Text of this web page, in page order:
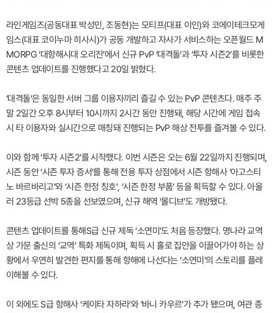
라인게임즈(공동대표 박성민, 조동현)는 모티프(대표 이인)와 코에이테크모게
임스(대표 코이누마 히사시)가 공동 개발하고 자사가 서비스하는 오픈월드 M
MORPG ‘대항해시대 오리진’에서 신규 PvP ‘대격돌’과 ‘투자 시즌2’를 비롯한
콘텐츠 업데이트를 진행했다고 20일 밝혔다.
‘대격돌’은 동일한 서버 그룹 이용자끼리 즐길 수 있는 PvP 콘텐츠다. 매주 주
말 2일간 오후 8시부터 10시까지 2시간 동안 진행돼, 해당 시간에 게임 접속
시 타 이용자와 실시간으로 매칭돼 진행되는 PvP 해상 전투를 즐겨볼 수 있다.
이와 함께 ‘투자 시즌2’를 시작했다. 이번 시즌은 오는 6월 22일까지 진행되며,
시즌 동안 ‘시즌 투자 증서’를 통해 전용 투자 상점에서 시즌 항해사 ‘아고스티
노 바르바리고’와 ‘시즌 한정 칭호’, ‘시즌 한정 부품’ 등을 획득할 수 있다. 아울
러 23등급 선박 5종을 선보였으며, 신규 해역 ‘몰디브’도 개방됐다.
콘텐츠 업데이트를 통해S급 신규 제독 ‘소연미’도 처음 등장했다. 명나라 교역
상 가문 출신의 ‘교역’ 특화 제독이며, 획득 시 홀로 집안을 이끌어가야 하는 상
황에서 우연히 발견한 편지를 통해 항해에 나선다는 ‘소연미’의 스토리를 플레
이해볼 수 있다.
이 외에도 S급 항해사 ‘케이타 자하라’와 ‘바니 카우르’가 추가 됐으며, 여관 종